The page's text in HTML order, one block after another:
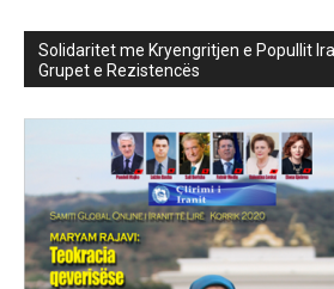
Solidaritet me Kryengritjen e Popullit
Grupet e Rezistencës